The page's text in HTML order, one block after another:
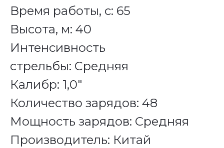
Время работы, с: 65
Высота, м: 40
Интенсивность
стрельбы: Средняя
Калибр: 1,0"
Количество зарядов: 48
Мощность зарядов: Средняя
Производитель: Китай